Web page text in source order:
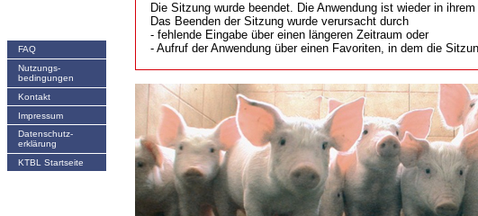
FAQ
Nutzungs­
bedingungen
Kontakt
Impressum
Datenschutz-
erklärung
KTBL Startseite
Die Sitzung wurde beendet. Die Anwendung ist wieder in
Das Beenden der Sitzung wurde verursacht durch
- fehlende Eingabe über einen längeren Zeitraum oder
- Aufruf der Anwendung über einen Favoriten, in dem die